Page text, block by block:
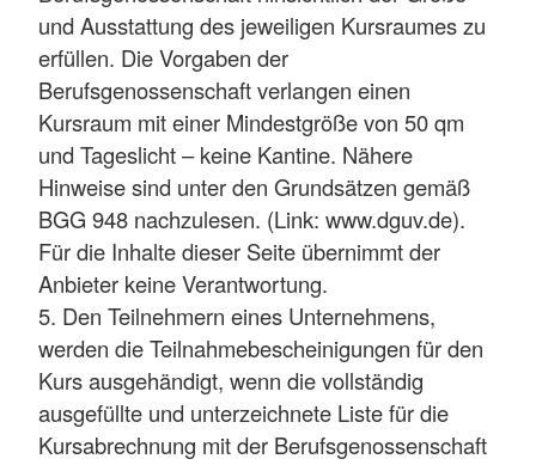
und Ausstattung des jeweiligen Kursraumes zu
erfüllen. Die Vorgaben der
Berufsgenossenschaft verlangen einen
Kursraum mit einer Mindestgröße von 50 qm
und Tageslicht – keine Kantine. Nähere
Hinweise sind unter den Grundsätzen gemäß
BGG 948 nachzulesen. (Link: www.dguv.de).
Für die Inhalte dieser Seite übernimmt der
Anbieter keine Verantwortung.
5. Den Teilnehmern eines Unternehmens,
werden die Teilnahmebescheinigungen für den
Kurs ausgehändigt, wenn die vollständig
ausgefüllte und unterzeichnete Liste für die
Kursabrechnung mit der Berufsgenossenschaft